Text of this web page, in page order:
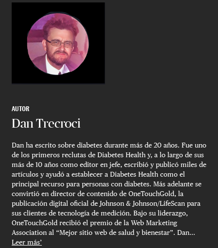
AUTOR
Dan Trecroci
Dan ha escrito sobre diabetes durante más de 20 años. Fue uno
de los primeros reclutas de Diabetes Health y, a lo largo de sus
más de 10 años como editor en jefe, escribió y publicó miles de
artículos y ayudó a establecer a Diabetes Health como el
principal recurso para personas con diabetes. Más adelante se
convirtió en director de contenido de OneTouchGold, la
publicación digital oficial de Johnson & Johnson/LifeScan para
sus clientes de tecnología de medición. Bajo su liderazgo,
OneTouchGold recibió el premio de la Web Marketing
Association al “Mejor sitio web de salud y bienestar”. Dan...
Leer más’